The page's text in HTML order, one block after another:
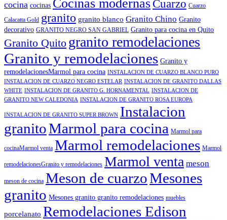
cocina cocinas Cocinas modernas Cuarzo Cuarzo
Calacatta Gold granito granito blanco Granito Chino Granito
decorativo GRANITO NEGRO SAN GABRIEL Granito para cocina en Quito
Granito Quito granito remodelaciones
Granito y remodelaciones Granito y
remodelacionesMarmol para cocina INSTALACION DE CUARZO BLANCO PURO
INSTALACION DE CUARZO NEGRO ESTELAR INSTALACION DE GRANITO DALLAS
WHITE INSTALACION DE GRANITO G. HORNAMENTAL INSTALACION DE
GRANITO NEW CALEDONIA INSTALACION DE GRANITO ROSA EUROPA
INSTALACION DE GRANITO SUPER BROWN Instalacion
granitoMarmol para cocina Marmol para
cocinaMarmol venta Marmol remodelaciones Marmol
remodelacionesGranito y remodelaciones Marmol venta meson
meson de cocina Meson de cuarzoMesones
granito Mesones granito granito remodelaciones muebles
porcelanato Remodelaciones Edison